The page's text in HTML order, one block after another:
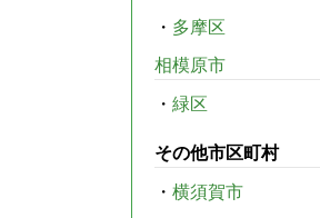
・ 多摩区
相模原市
・ 緑区
その他市区町村
・ 横須賀市